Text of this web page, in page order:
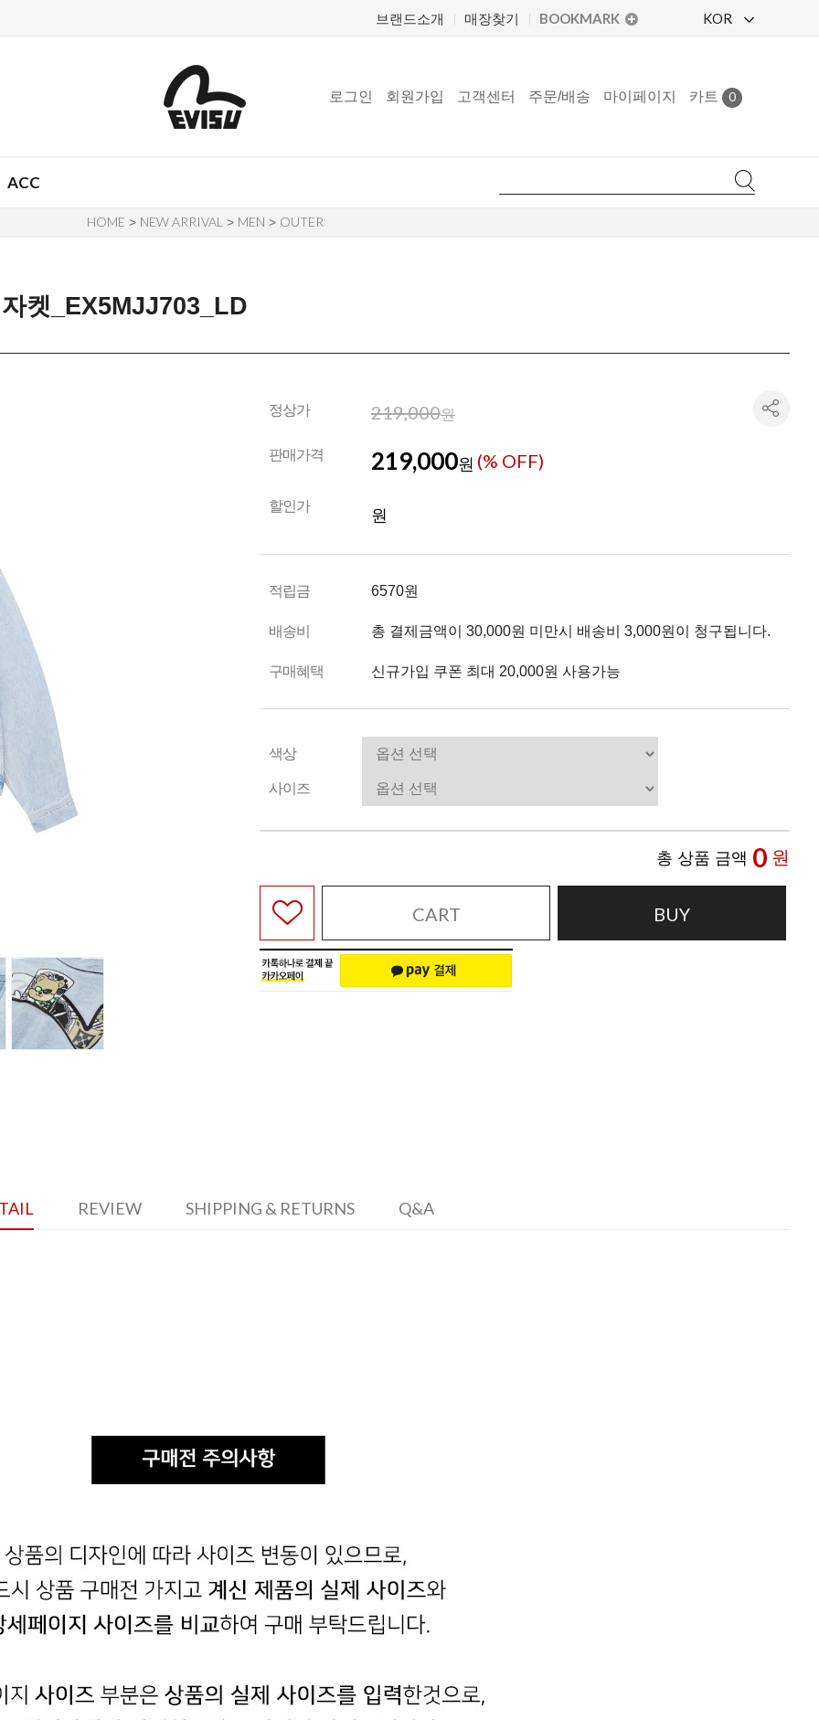
브랜드소개 매장찾기 BOOKMARK KOR
로그인 회원가입 고객센터 주문/배송 마이페이지 카트 0
ACC
HOME > NEW ARRIVAL > MEN > OUTER
켓_EX5MJJ703_LD
정상가 219,000원
판매가격 219,000원 (% OFF)
할인가 원
적립금 6570원
배송비 총 결제금액이 30,000원 미만시 배송비 3,000원이 청구됩니다.
구매혜택 신규가입 쿠폰 최대 20,000원 사용가능
색상
사이즈
총 상품 금액 0 원
CART BUY
REVIEW SHIPPING & RETURNS Q&A